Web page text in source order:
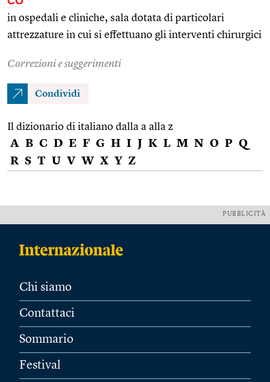
in ospedali e cliniche, sala dotata di particolari
attrezzature in cui si effettuano gli interventi chirurgici
Correzioni e suggerimenti
Condividi
Il dizionario di italiano dalla a alla z
A B C D E F G H I J K L M N O P Q
R S T U V W X Y Z
PUBBLICITÀ
Chi siamo
Contattaci
Sommario
Festival